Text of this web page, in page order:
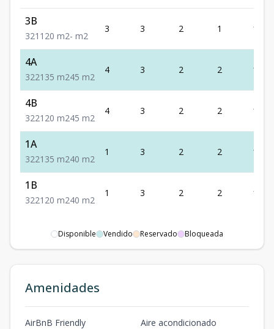
3B
321 120 m2- m2
3 3 2 1 120
4A
322135 m245 m2
4 3 2 2 135
4B
322120 m245 m2
4 3 2 2 120
1A
322135 m240 m2
1 3 2 2 135
1B
322120 m240 m2
1 3 2 2 120
Disponible Vendido Reservado Bloqueada
Amenidades
AirBnB Friendly
Aire acondicionado